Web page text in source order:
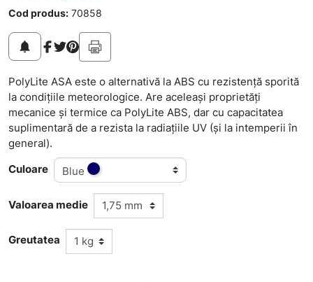
Cod produs: 70858
notifications
PolyLite ASA este o alternativă la ABS cu rezistență sporită
la condițiile meteorologice. Are aceleași proprietăți
mecanice și termice ca PolyLite ABS, dar cu capacitatea
suplimentară de a rezista la radiațiile UV (și la intemperii în
general).
Culoare
Blue
Valoarea medie
Greutatea